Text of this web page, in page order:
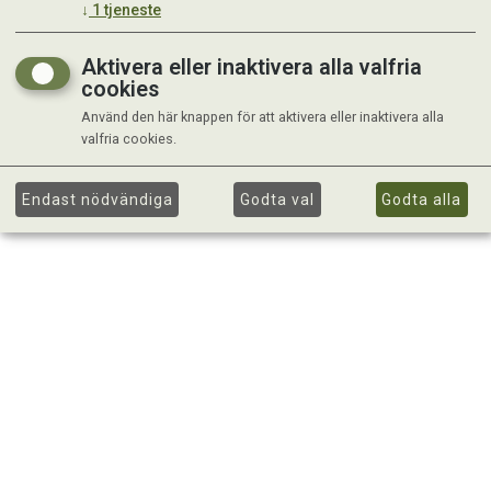
↓ 1 tjeneste
Aktivera eller inaktivera alla valfria
cookies
Använd den här knappen för att aktivera eller inaktivera alla
valfria cookies.
Endast nödvändiga Godta val Godta alla